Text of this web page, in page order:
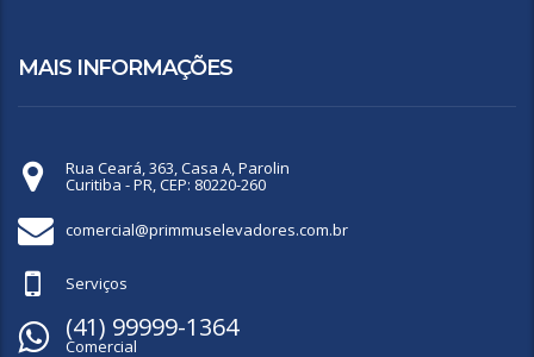
MAIS INFORMAÇÕES
Rua Ceará, 363, Casa A, Parolin
Curitiba - PR, CEP: 80220-260
comercial@primmuselevadores.com.br
Serviços
(41) 99999-1364
Comercial